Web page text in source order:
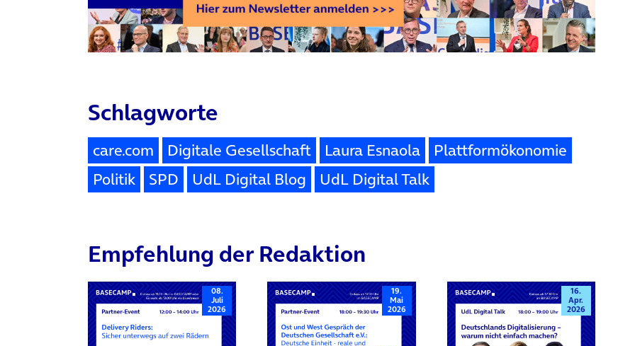
Schlagworte
care.com Digitale Gesellschaft Laura Esnaola
Plattformökonomie
Politik
SPD UdL Digital Blog UdL Digital Talk
Empfehlung der Redaktion
08.
Juli
2026
19.
Mai
2026
16.
Apr.
2026